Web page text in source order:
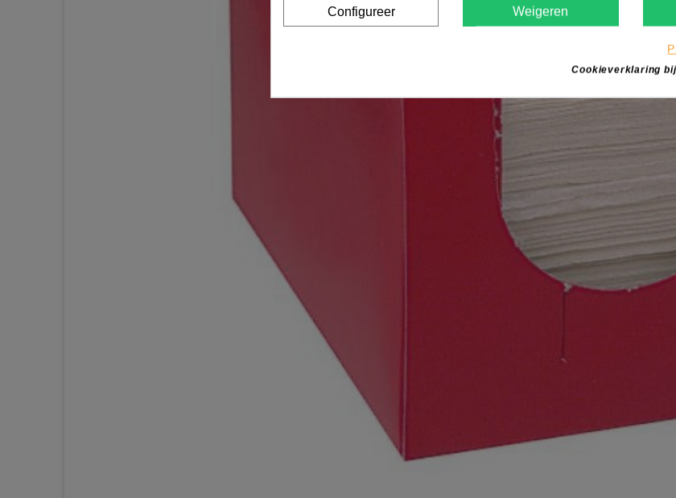
Configureer Weigeren
Cookieverklaring